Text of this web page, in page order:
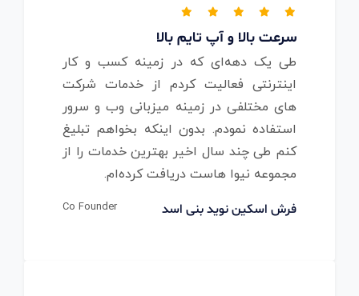
سرعت بالا و آپ تایم بالا
طی یک دهه‌ای که در زمینه کسب و کار
اینترنتی فعالیت کردم از خدمات شرکت
های مختلفی در زمینه میزبانی وب و سرور
استفاده نمودم. بدون اینکه بخواهم تبلیغ
کنم طی چند سال اخیر بهترین خدمات را از
مجموعه نیوا هاست دریافت کرده‌ام.
فرش اسکین نوید بنی اسد
Co Founder